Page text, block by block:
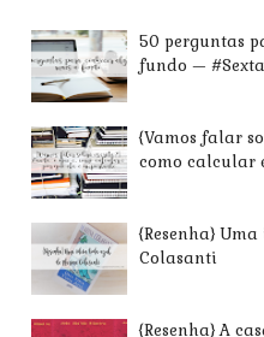
50 perguntas
fundo —
{Vamos falar
como calcular
{Resenha}
Colasanti
{Resenha} A